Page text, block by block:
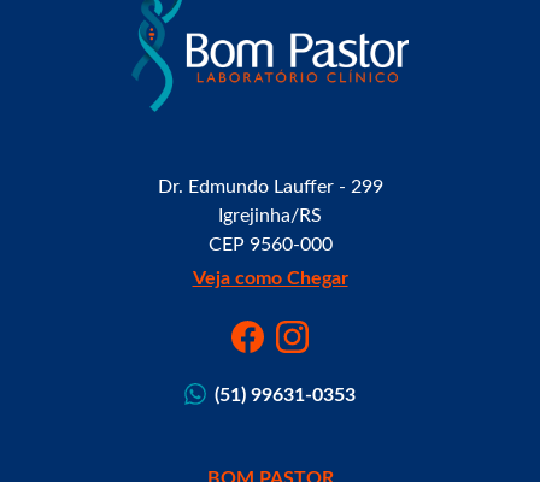
Dr. Edmundo Lauffer - 299
Igrejinha/RS
CEP 9560-000
Veja como Chegar
(51) 99631-0353